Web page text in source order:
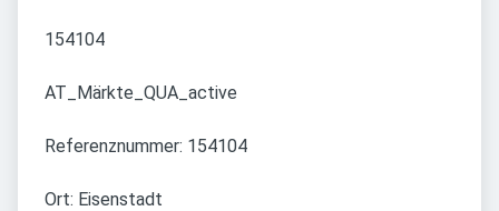
154104
AT_Märkte_QUA_active
Referenznummer: 154104
Ort: Eisenstadt